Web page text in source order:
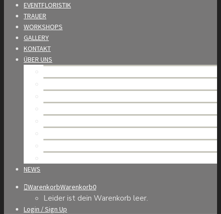
EVENTFLORISTIK
TRAUER
WORKSHOPS
GALLERY
KONTAKT
ÜBER UNS
NEWS
WarenkorbWarenkorb0
Leider ist dein Warenkorb leer.
Login / Sign Up